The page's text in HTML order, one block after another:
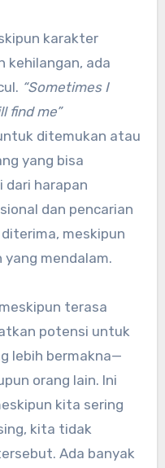
karakter
kehilangan, ada
“Sometimes I
find me”
ditemukan atau
yang bisa
dari harapan
dan pencarian
meskipun
yang mendalam.
terasa
potensi untuk
lebih bermakna—
orang lain. Ini
kita sering
kita tidak
Ada banyak